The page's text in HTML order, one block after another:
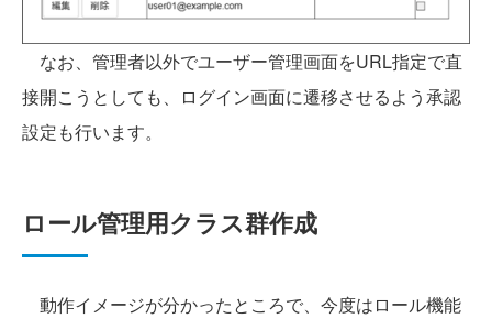
なお、管理者以外でユーザー管理画面をURL指定で直
接開こうとしても、ログイン画面に遷移させるよう承認
設定も行います。
ロール管理用クラス群作成
動作イメージが分かったところで、今度はロール機能